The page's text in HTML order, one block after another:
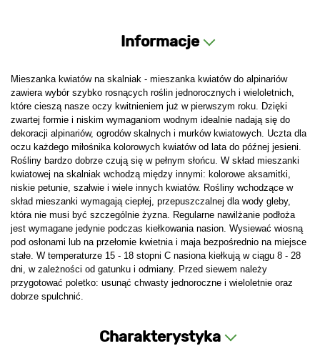
Informacje
Mieszanka kwiatów na skalniak - mieszanka kwiatów do alpinariów
zawiera wybór szybko rosnących roślin jednorocznych i wieloletnich,
które cieszą nasze oczy kwitnieniem już w pierwszym roku. Dzięki
zwartej formie i niskim wymaganiom wodnym idealnie nadają się do
dekoracji alpinariów, ogrodów skalnych i murków kwiatowych. Uczta dla
oczu każdego miłośnika kolorowych kwiatów od lata do późnej jesieni.
Rośliny bardzo dobrze czują się w pełnym słońcu. W skład mieszanki
kwiatowej na skalniak wchodzą między innymi: kolorowe aksamitki,
niskie petunie, szałwie i wiele innych kwiatów. Rośliny wchodzące w
skład mieszanki wymagają ciepłej, przepuszczalnej dla wody gleby,
która nie musi być szczególnie żyzna. Regularne nawilżanie podłoża
jest wymagane jedynie podczas kiełkowania nasion. Wysiewać wiosną
pod osłonami lub na przełomie kwietnia i maja bezpośrednio na miejsce
stałe. W temperaturze 15 - 18 stopni C nasiona kiełkują w ciągu 8 - 28
dni, w zależności od gatunku i odmiany. Przed siewem należy
przygotować poletko: usunąć chwasty jednoroczne i wieloletnie oraz
dobrze spulchnić.
Charakterystyka